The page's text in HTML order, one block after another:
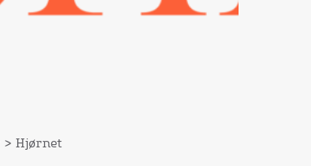
> Hjørnet